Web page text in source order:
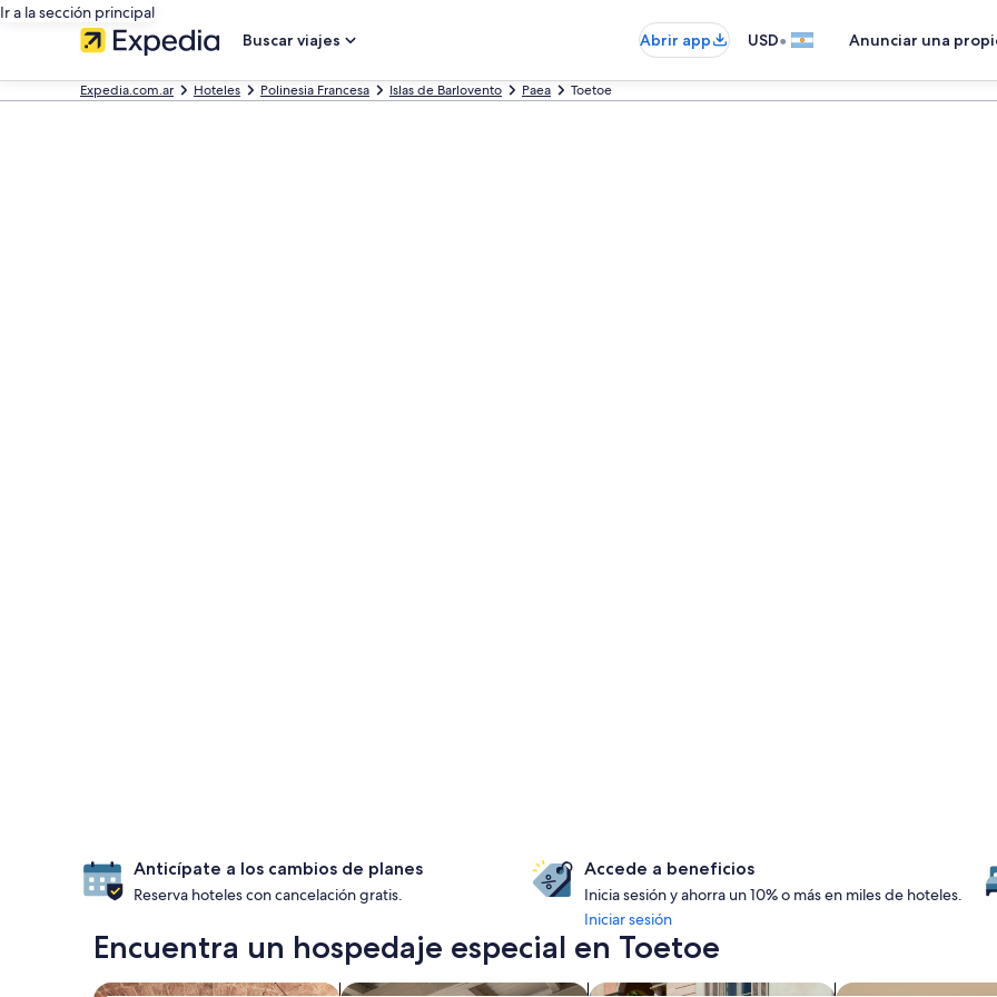
Ir a la sección principal
Buscar viajes
Abrir app USD• Anunciar una
Expedia.com.ar Hoteles Polinesia Francesa Islas de Barlovento Paea Toetoe
Anticípate a los cambios de planes
Reserva hoteles con cancelación gratis.
Accede a beneficios
Inicia sesión y ahorra un 10% o más en miles de hoteles.
Iniciar sesión
Encuentra un hospedaje especial en Toetoe